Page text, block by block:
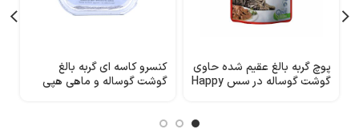
پوچ گربه بالغ عقیم شده حاوی
گوشت گوساله در سس Happy
کنسرو کاسه ای گربه بالغ
گوشت گوساله و ماهی هپی